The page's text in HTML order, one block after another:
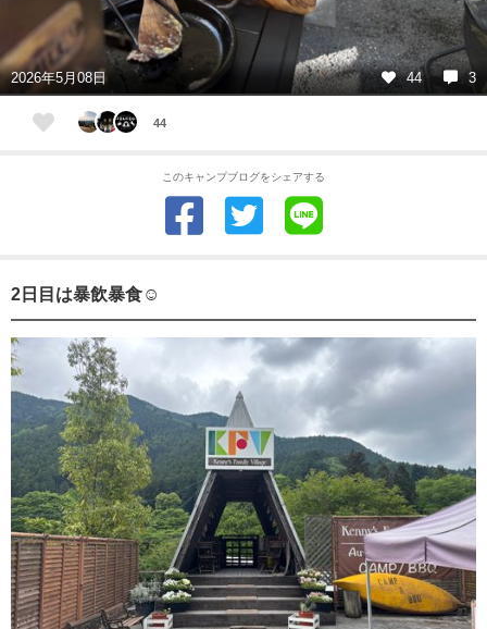
2026年5月08日 44 3
44
このキャンプブログをシェアする
2日目は暴飲暴食☺️